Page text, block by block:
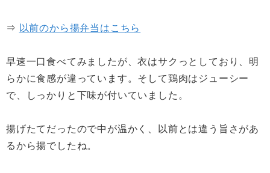
⇒ 以前のから揚弁当はこちら
早速一口食べてみましたが、衣はサクっとしており、明
らかに食感が違っています。そして鶏肉はジューシー
で、しっかりと下味が付いていました。
揚げたてだったので中が温かく、以前とは違う旨さがあ
るから揚でしたね。